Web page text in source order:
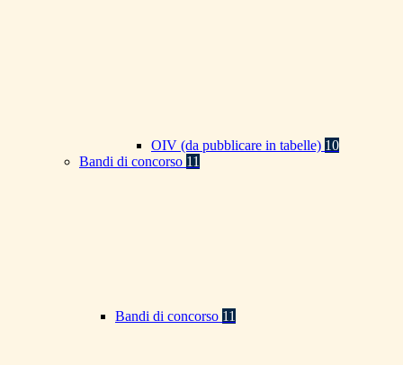
OIV (da pubblicare in tabelle) 10
Bandi di concorso 11
Bandi di concorso 11